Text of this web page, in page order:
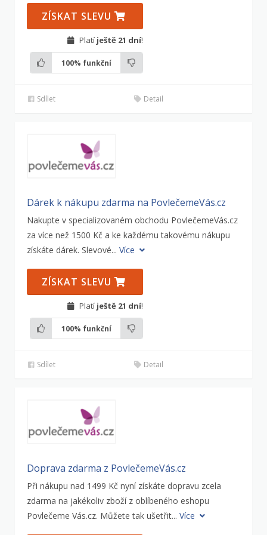
ZÍSKAT SLEVU
Platí ještě 21 dní!
100% funkční
Sdílet Detail
Dárek k nákupu zdarma na PovlečemeVás.cz
Nakupte v specializovaném obchodu PovlečemeVás.cz
za více než 1500 Kč a ke každému takovému nákupu
získáte dárek. Slevové... Více
ZÍSKAT SLEVU
Platí ještě 21 dní!
100% funkční
Sdílet Detail
Doprava zdarma z PovlečemeVás.cz
Při nákupu nad 1499 Kč nyní získáte dopravu zcela
zdarma na jakékoliv zboží z oblíbeného eshopu
Povlečeme Vás.cz. Můžete tak ušetřit... Více